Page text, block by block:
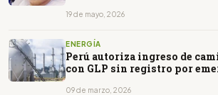
19 de mayo, 2026
ENERGÍA
Perú autoriza ingreso de
con GLP sin registro por
09 de marzo, 2026